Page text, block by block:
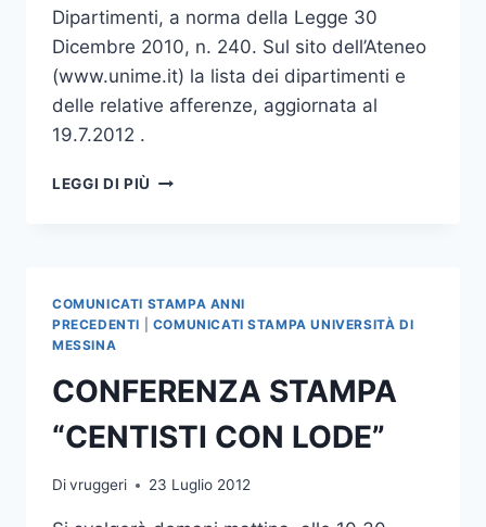
Dipartimenti, a norma della Legge 30
Dicembre 2010, n. 240. Sul sito dell’Ateneo
(www.unime.it) la lista dei dipartimenti e
delle relative afferenze, aggiornata al
19.7.2012 .
LEGGI DI PIÙ AFFERENZE
MESSINA
COMUNICATI STAMPA ANNI
PRECEDENTI
COMUNICATI STAMPA UNIVERSITÀ DI
MESSINA
CONFERENZA STAMPA
“CENTISTI CON LODE”
Divruggeri 23 Luglio 2012